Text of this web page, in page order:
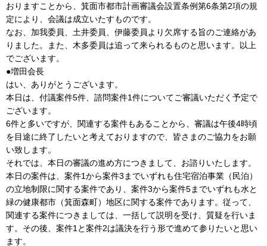
おりますことから、箕面市都市計画審議会設置条例第6条第2項の規
定により、会議は成立いたすものです。
なお、加我委員、土井委員、伊藤委員より欠席する旨のご連絡があ
りました。また、木多委員は追って来られるものと思います。以上
でございます。
●増田会長
はい、ありがとうございます。
本日は、付議案件5件、諮問案件1件についてご審議いただく予定で
ございます。
6件と多いですが、関連する案件もあることから、審議は午後4時頃
を目途に終了したいと考えておりますので、皆さまのご協力をお願
い致します。
それでは、本日の審議の進め方につきまして、お諮りいたします。
本日の案件は、案件1から案件3までいずれも住宅宿泊事業（民泊）
の立地制限に関する案件であり、案件3から案件5までいずれも水と
緑の健康都市（箕面森町）地区に関する案件であります。従って、
関連する案件につきましては、一括して説明を受け、質疑を行いま
す。その後、案件1と案件2は議決を行う形で進めて参りたいと思い
ます。